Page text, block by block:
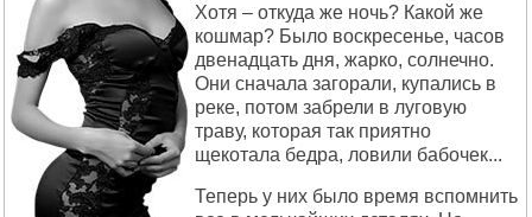
Хотя – откуда же ночь? Какой же
кошмар? Было воскресенье, часов
двенадцать дня, жарко, солнечно.
Они сначала загорали, купались в
реке, потом забрели в луговую
траву, которая так приятно
щекотала бедра, ловили бабочек...
Теперь у них было время вспомнить